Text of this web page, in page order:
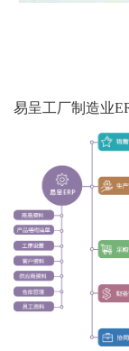
易呈工厂制造业